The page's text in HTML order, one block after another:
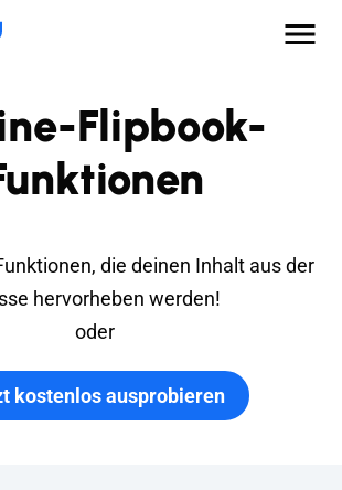
Flipbook-
die deinen Inhalt aus der
hervorheben werden!
oder
kostenlos ausprobieren